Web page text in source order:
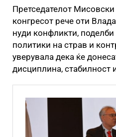
Претседателот
конгресот рече оти
нуди конфликти,
политики на страв и
уверувала дека ќе
дисциплина, стабилност